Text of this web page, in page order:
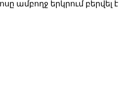
ամբողջ երկրում բերվել է